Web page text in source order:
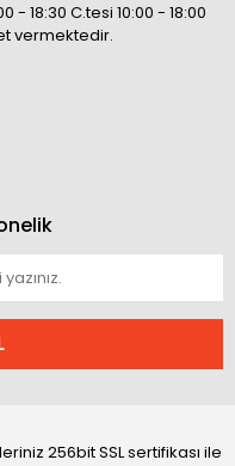
18:30 C.tesi 10:00 - 18:00
vermektedir.
256bit SSL sertifikası ile